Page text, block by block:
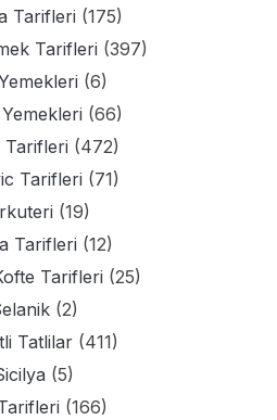
Tarifleri (175)
Tarifleri (397)
(6)
(66)
Tarifleri (472)
Tarifleri (71)
(19)
Tarifleri (12)
Tarifleri (25)
(2)
Tatlilar (411)
(5)
(166)